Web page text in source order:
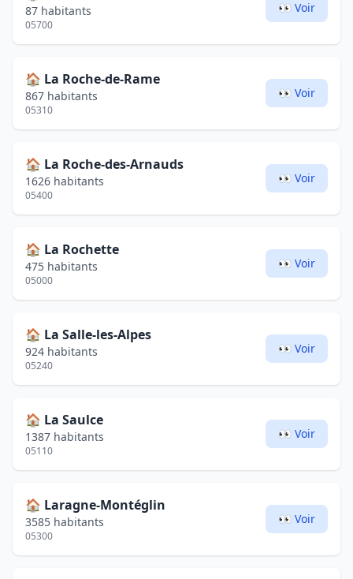
87 habitants
05700
👀 Voir
🏠 La Roche-de-Rame
867 habitants
05310
👀 Voir
🏠 La Roche-des-Arnauds
1626 habitants
05400
👀 Voir
🏠 La Rochette
475 habitants
05000
👀 Voir
🏠 La Salle-les-Alpes
924 habitants
05240
👀 Voir
🏠 La Saulce
1387 habitants
05110
👀 Voir
🏠 Laragne-Montéglin
3585 habitants
05300
👀 Voir